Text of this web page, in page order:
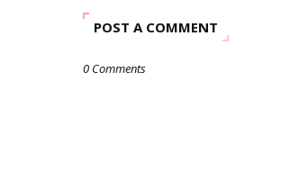
POST A COMMENT
0 Comments